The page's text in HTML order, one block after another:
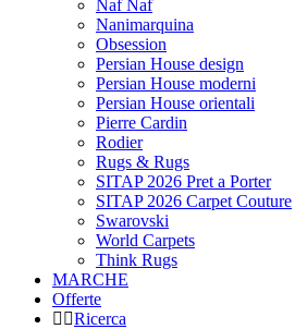
Naf Naf
Nanimarquina
Obsession
Persian House design
Persian House moderni
Persian House orientali
Pierre Cardin
Rodier
Rugs & Rugs
SITAP 2026 Pret a Porter
SITAP 2026 Carpet Couture
Swarovski
World Carpets
Think Rugs
MARCHE
Offerte
Ricerca